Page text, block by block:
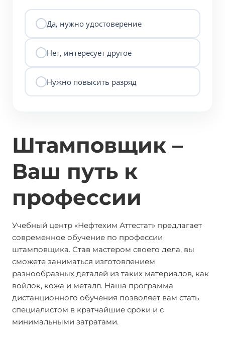
Да, нужно удостоверение
Нет, интересует другое
Нужно повысить разряд
Штамповщик –
Ваш путь к
профессии
Учебный центр «Нефтехим Аттестат» предлагает
современное обучение по профессии
штамповщика. Став мастером своего дела, вы
сможете заниматься изготовлением
разнообразных деталей из таких материалов, как
войлок, кожа и металл. Наша программа
дистанционного обучения позволяет вам стать
специалистом в кратчайшие сроки и с
минимальными затратами.